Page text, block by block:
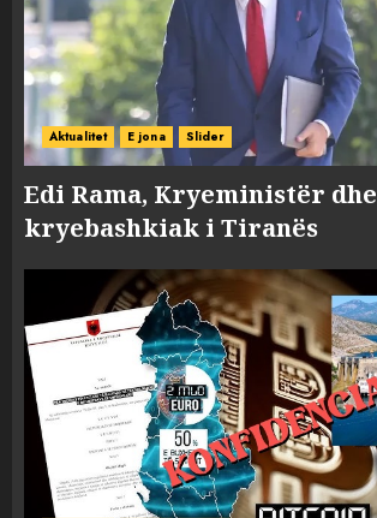
Aktualitet E jona Slider
Edi Rama, Kryeministër dhe
kryebashkiak i Tiranës